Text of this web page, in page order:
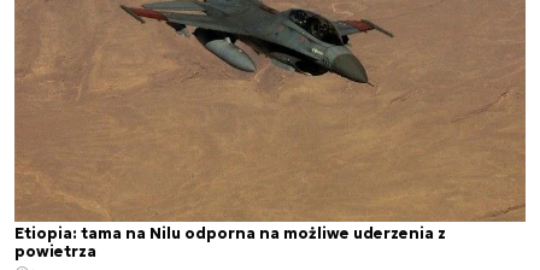
Etiopia: tama na Nilu odporna na możliwe uderzenia z
powietrza